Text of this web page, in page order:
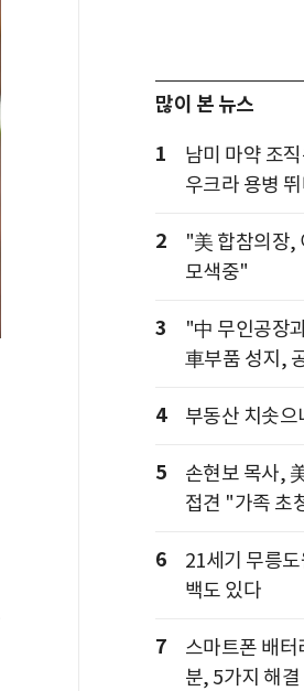
많이 본 뉴스
1
남미 마약 조
우크라 용병
2
"美 합참의장,
모색중"
3
"中 무인공장
車부품 성지,
4 부동산 치솟
5
손현보 목사,
접견 "가족 초
6
21세기 무릉
백도 있다
7
스마트폰 배
분, 5가지 해결